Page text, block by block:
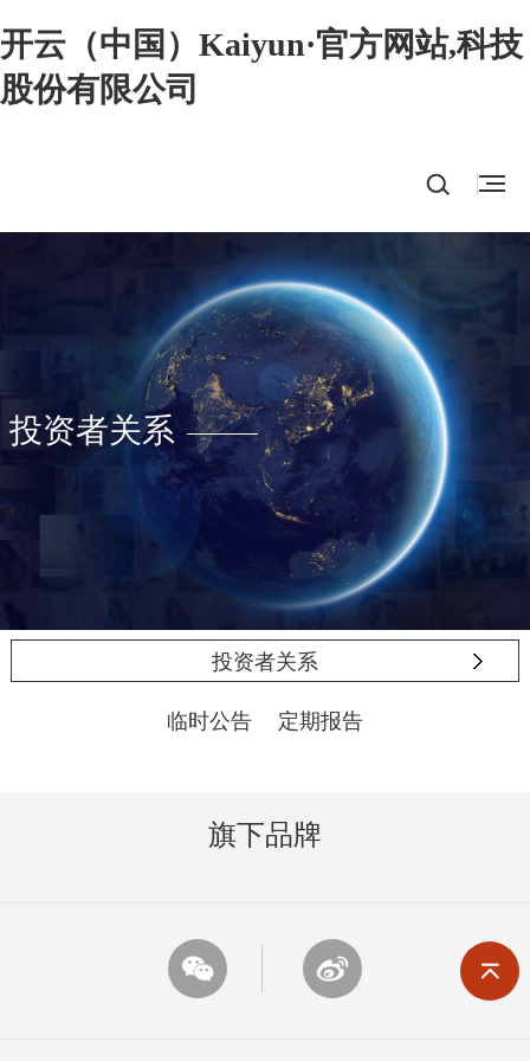
开云（中国）Kaiyun·官方网站,科技
股份有限公司
投资者关系
投资者关系
临时公告 定期报告
旗下品牌